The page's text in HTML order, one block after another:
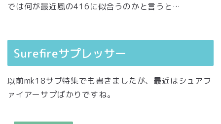
では何が最近風の416に似合うのかと言うと…
Surefireサプレッサー
以前mk18サプ特集でも書きましたが、最近はシュアフ
ァイアーサプばかりですね。